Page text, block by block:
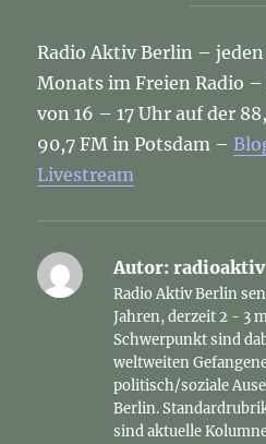
Radio Aktiv Berlin –
Monats im Freien Radio
von 16 – 17 Uhr auf der
90,7 FM in Potsdam –
Livestream
Autor: radioaktiv
Radio Aktiv Berlin
Jahren, derzeit 2 - 3
Schwerpunkt sind
weltweiten
politisch/soziale
Berlin.
sind aktuelle